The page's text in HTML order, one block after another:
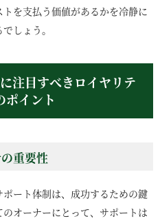
を支払う価値があるかを冷静に
しょう。
注目すべきロイヤリテ
ポイント
重要性
ート体制は、成功するための鍵
オーナーにとって、サポートは